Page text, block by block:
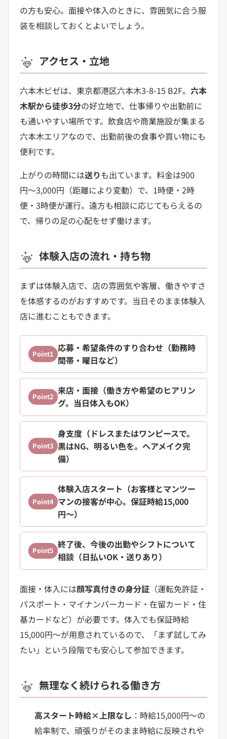
の方も安心。面接や体入のときに、雰囲気に合う服
装を相談しておくとよいでしょう。
アクセス・立地
六本木ビゼは、東京都港区六本木3-8-15 B2F。六本
木駅から徒歩3分の好立地で、仕事帰りや出勤前に
も通いやすい場所です。飲食店や商業施設が集まる
六本木エリアなので、出勤前後の食事や買い物にも
便利です。
上がりの時間には送りも出ています。料金は900
円〜3,000円（距離により変動）で、1時便・2時
便・3時便が運行。遠方も相談に応じてもらえるの
で、帰りの足の心配をせず働けます。
体験入店の流れ・持ち物
まずは体験入店で、店の雰囲気や客層、働きやすさ
を体感するのがおすすめです。当日そのまま体験入
店に進むこともできます。
Point1
応募・希望条件のすり合わせ（勤務時
間帯・曜日など）
Point2
来店・面接（働き方や希望のヒアリン
グ。当日体入もOK）
Point3
身支度（ドレスまたはワンピースで。
黒はNG、明るい色を。ヘアメイク完
備）
Point4
体験入店スタート（お客様とマンツー
マンの接客が中心。保証時給15,000
円〜）
Point5
終了後、今後の出勤やシフトについて
相談（日払いOK・送りあり）
面接・体入には顔写真付きの身分証 （運転免許証・
パスポート・マイナンバーカード・在留カード・住
基カードなど）が必要です。体入でも保証時給
15,000円〜が用意されているので、「まず試してみ
たい」という段階でも安心して参加できます。
無理なく続けられる働き方
高スタート時給×上限なし ：時給15,000円〜の
給率制で、頑張りがそのまま時給に反映されや